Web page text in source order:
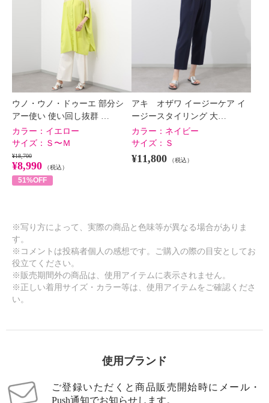
ウノ・ウノ・ドゥーエ 部分シ
アー使い 使い回し抜群 …
カラー： イエロー
サイズ： Ｓ〜Ｍ
¥18,700
¥8,990 （税込）
51%OFF
アキ オザワ イージーケア イ
ージースタイリング 大…
カラー： ネイビー
サイズ： Ｓ
¥11,800 （税込）
※写り方によって、実際の商品と色味等が異なる場合がありま
す。
※コメントは投稿者個人の感想です。ご購入の際の目安としてお
役立てください。
※販売期間外の商品は、使用アイテムに表示されません。
※正しい着用サイズ・カラー等は、使用アイテムをご確認くださ
い。
使用ブランド
ご登録いただくと商品販売開始時にメール・
Push通知でお知らせします。